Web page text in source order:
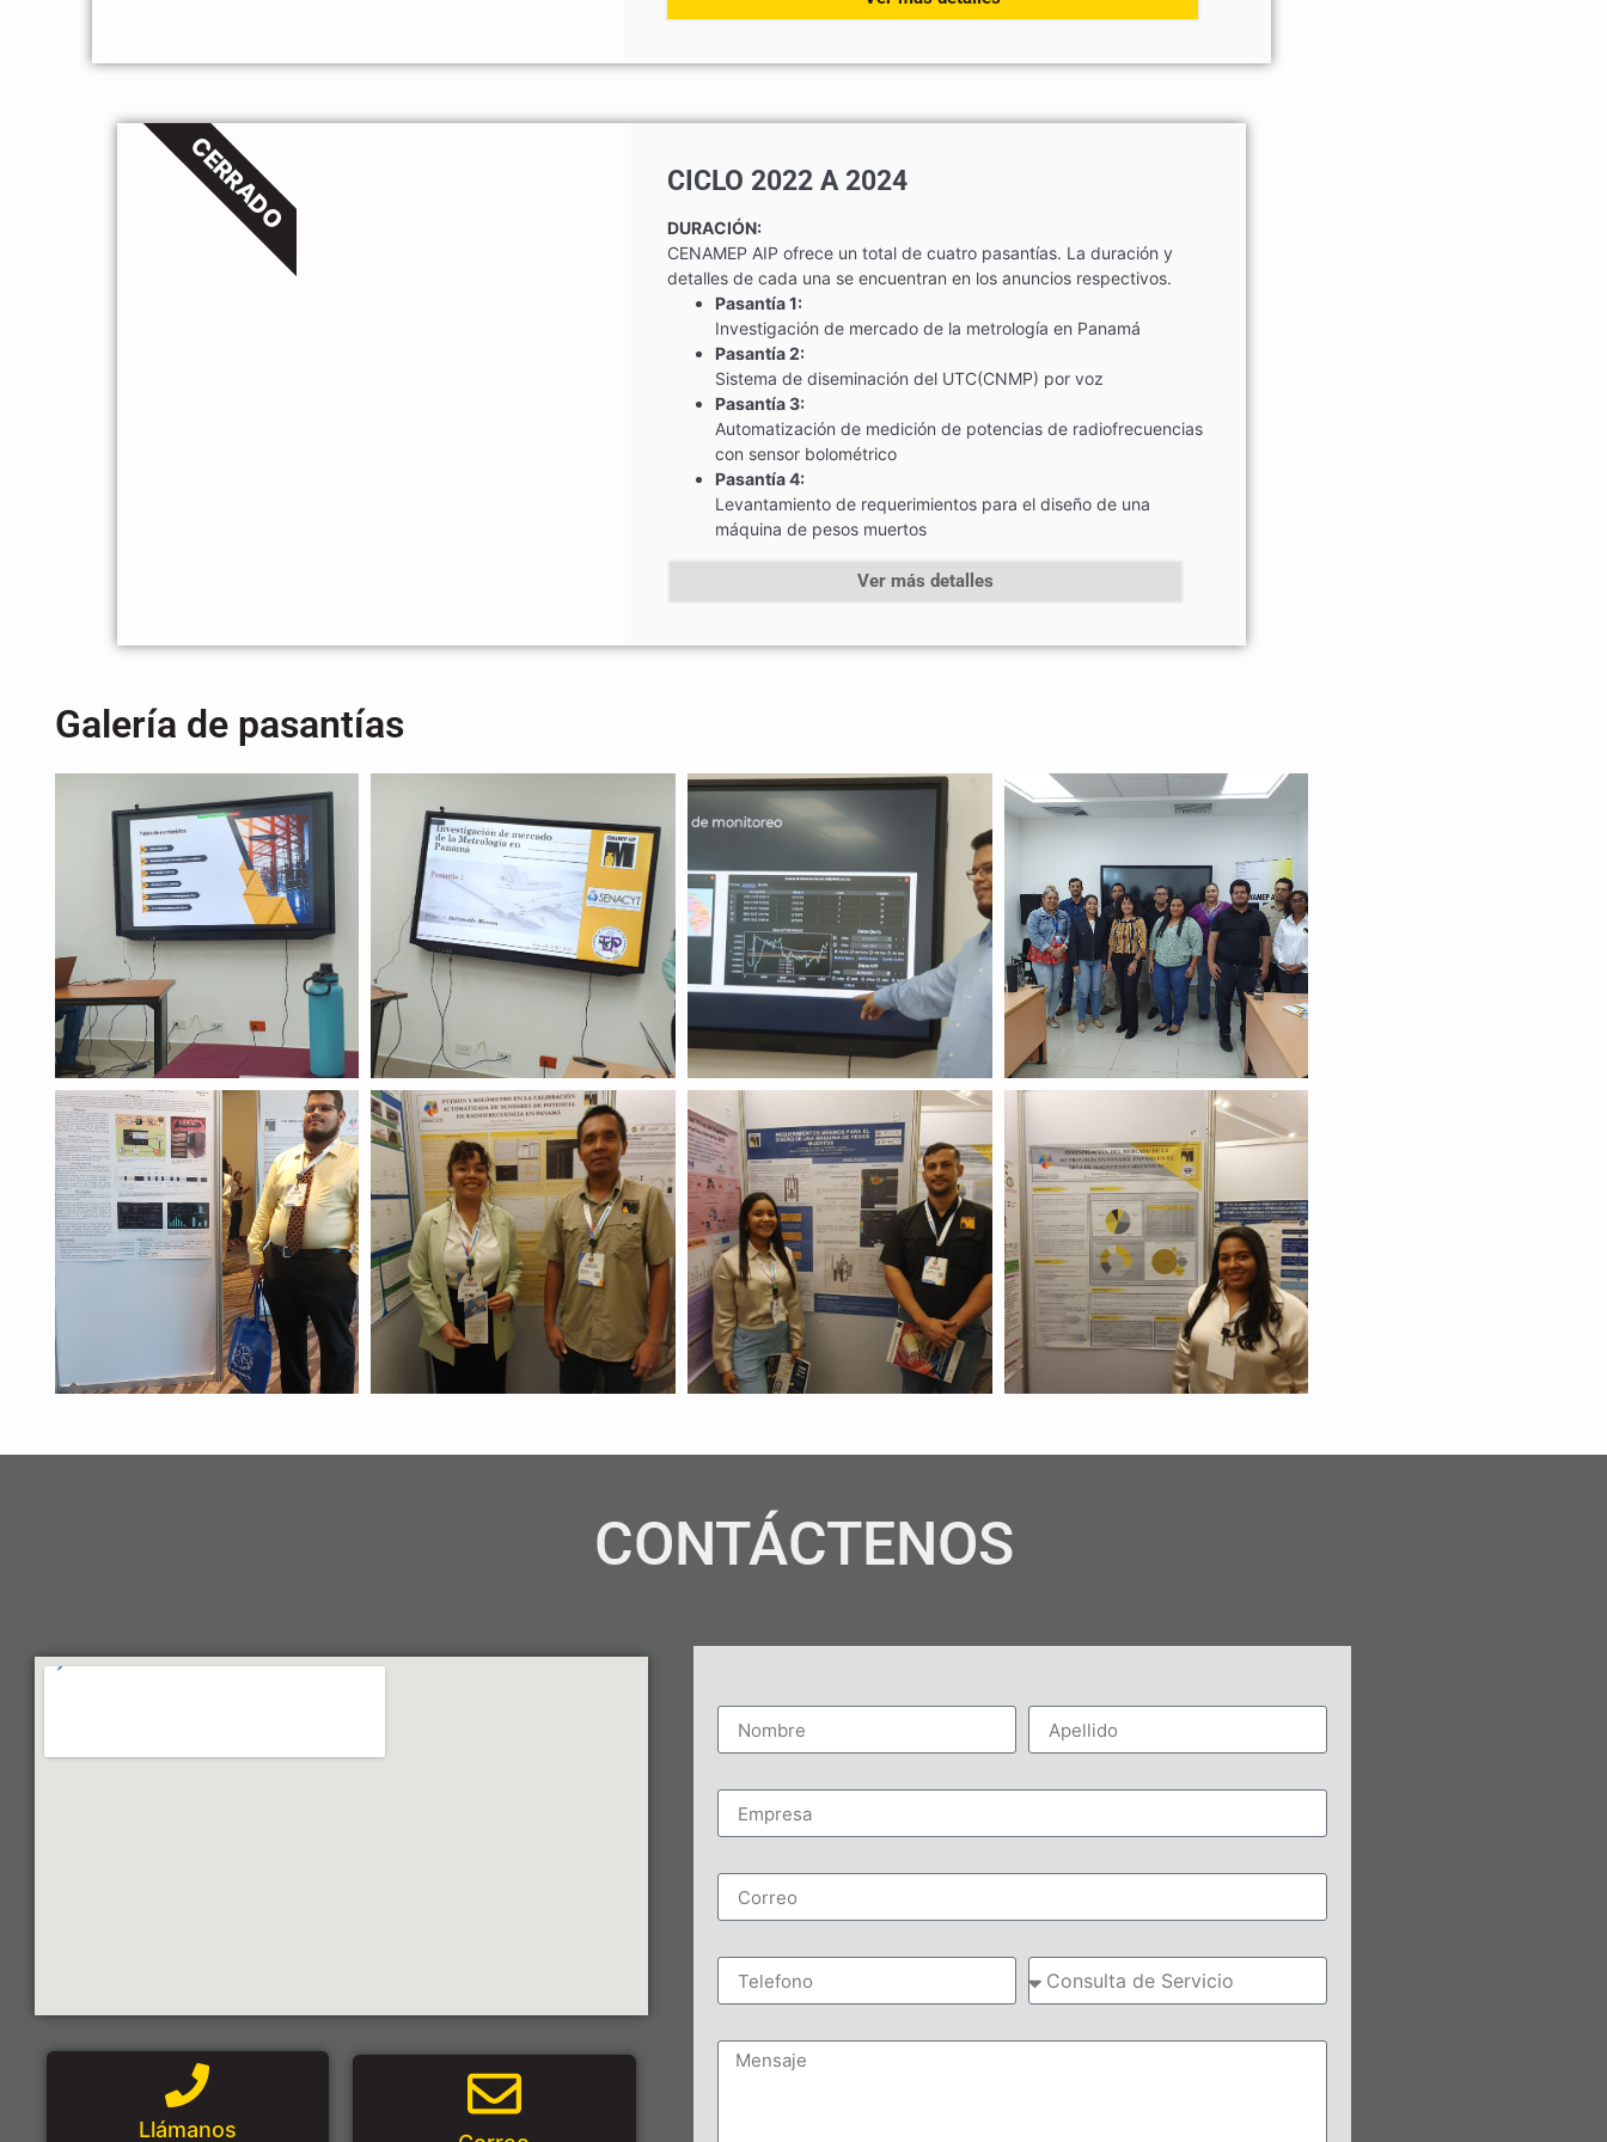
CICLO 2022 A 2024
DURACIÓN:
CENAMEP AIP ofrece un total de cuatro pasantías. La duración y
detalles de cada una se encuentran en los anuncios respectivos.
Pasantía 1:
Investigación de mercado de la metrología en Panamá
Pasantía 2:
Sistema de diseminación del UTC(CNMP) por voz
Pasantía 3:
Automatización de medición de potencias de radiofrecuencias
con sensor bolométrico
Pasantía 4:
Levantamiento de requerimientos para el diseño de una
máquina de pesos muertos
Ver más detalles
CERRADO
Galería de pasantías
CONTÁCTENOS
Llámanos